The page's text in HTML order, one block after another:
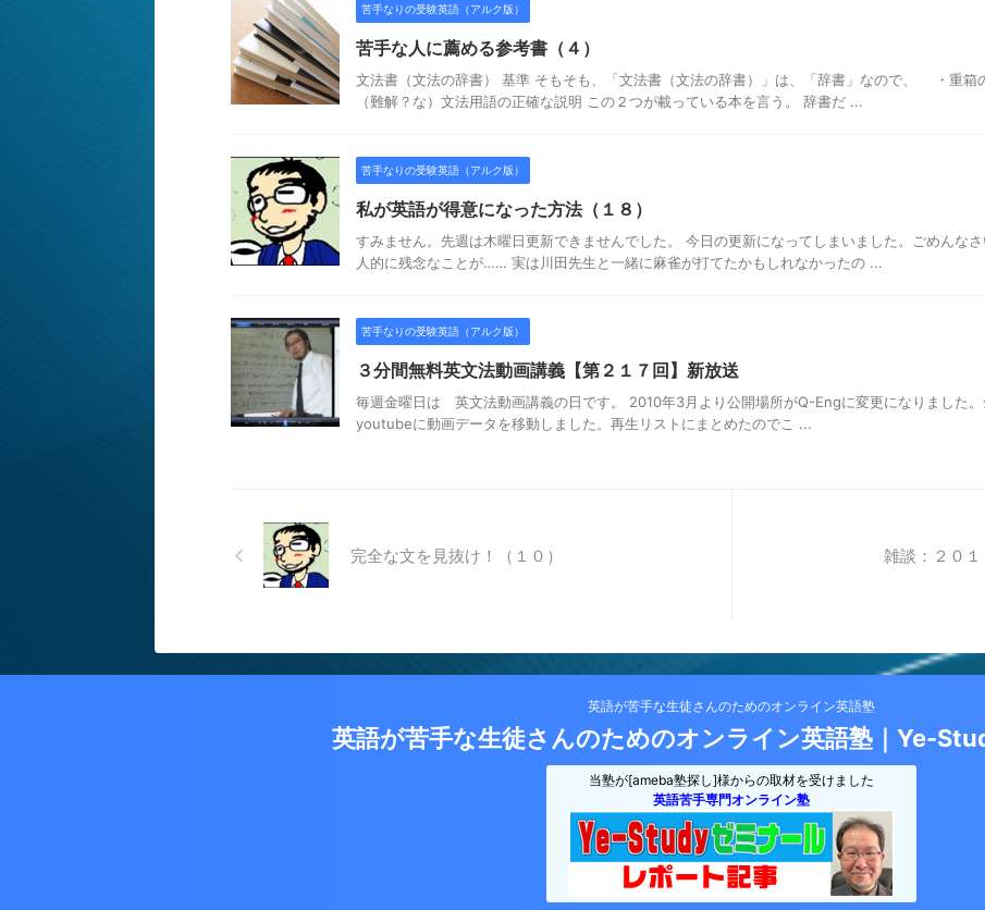
苦手なりの受験英語（アルク版）
苦手な人に薦める参考書（４）
文法書（文法の辞書） 基準 そもそも、「文法書（文法の辞書）」は、「辞書」なので、 ・重
（難解？な）文法用語の正確な説明 この２つが載っている本を言う。 辞書だ ...
苦手なりの受験英語（アルク版）
私が英語が得意になった方法（１８）
すみません。先週は木曜日更新できませんでした。 今日の更新になってしまいました。ごめんな
人的に残念なことが…… 実は川田先生と一緒に麻雀が打てたかもしれなかったの ...
苦手なりの受験英語（アルク版）
３分間無料英文法動画講義【第２１７回】新放送
毎週金曜日は 英文法動画講義の日です。 2010年3月より公開場所がQ-Engに変更になりました
youtubeに動画データを移動しました。再生リストにまとめたのでこ ...
完全な文を見抜け！（１０） 雑談：２０
英語が苦手な生徒さんのためのオンライン英語塾
英語が苦手な生徒さんのためのオンライン英語塾｜Ye-
当塾が[ameba塾探し]様からの取材を受けました
英語苦手専門オンライン塾